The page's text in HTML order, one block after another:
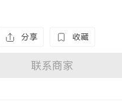
分享 收藏
联系商家